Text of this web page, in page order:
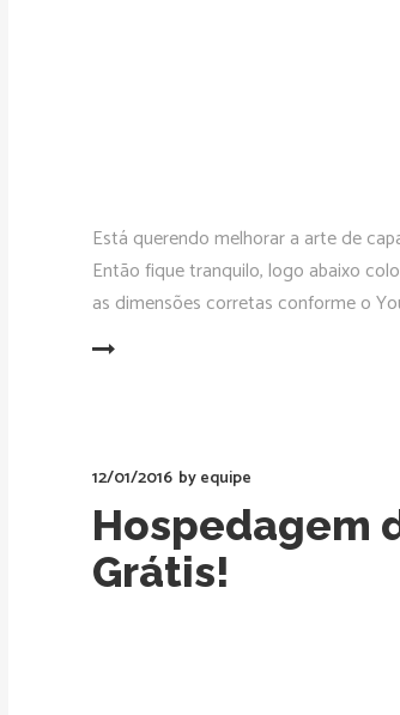
Está querendo melhorar a arte de
Então fique tranquilo, logo abaixo
as dimensões corretas conforme o
READ MORE
12/01/2016 byequipe
Hospedagem
Grátis!